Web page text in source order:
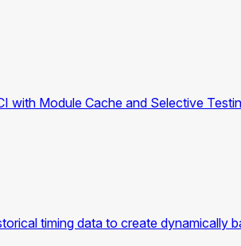
with Module Cache and Selective
timing data to create dynamically